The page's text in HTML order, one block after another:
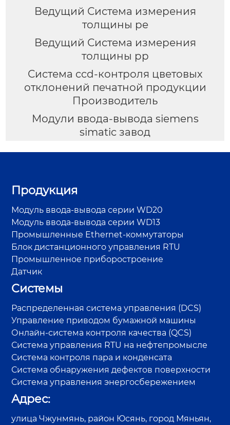
Ведущий Система измерения
толщины pe
Ведущий Система измерения
толщины pp
Система ccd-контроля цветовых
отклонений печатной продукции
Производитель
Модули ввода-вывода siemens
simatic завод
Продукция
Модуль ввода-вывода серии WD20
Модуль ввода-вывода серии WD13
Промышленные Ethernet-коммутаторы
Блок дистанционного управления RTU
Промышленное приборостроение
Датчик
Системы
Распределенная система управления (DCS)
Управление приводом бумажной машины
Онлайн-система контроля качества (QCS)
Система управления RTU на нефтепромысле
Система контроля пара и конденсата
Система обнаружения дефектов поверхности
Система управления энергосбережением
Адрес:
улица Чжунмянь, район Юсянь, город Мяньян,